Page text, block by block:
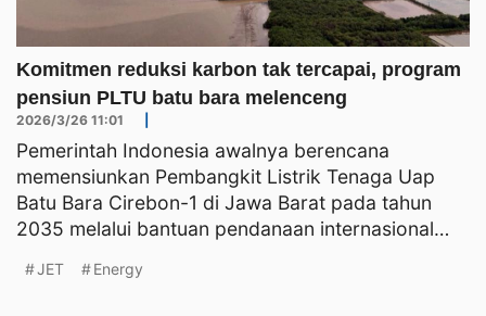
Komitmen reduksi karbon tak tercapai, program
pensiun PLTU batu bara melenceng
2026/3/26 11:01
Pemerintah Indonesia awalnya berencana
memensiunkan Pembangkit Listrik Tenaga Uap
Batu Bara Cirebon-1 di Jawa Barat pada tahun
2035 melalui bantuan pendanaan internasional
JET Energy